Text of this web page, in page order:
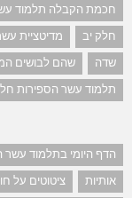
חכמת הקבלה תלמוד
חלק יב
מדיטציית
שדה
שהם לבושים
תלמוד עשר הספירות
הדף היומי בתלמוד עשר
אותיות
ציטוטים על